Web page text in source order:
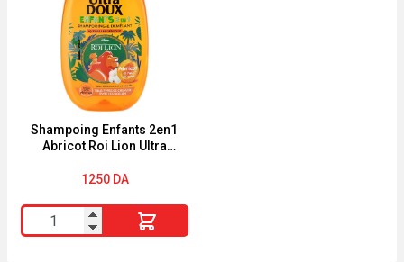
d'Argan
sans
Silicone
Shampoing Enfants 2en1
Abricot Roi Lion Ultra
1250 DA
quantité
de